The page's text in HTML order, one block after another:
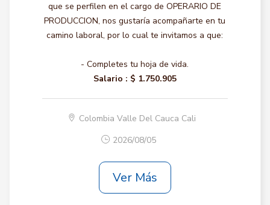
que se perfilen en el cargo de OPERARIO DE
PRODUCCION, nos gustaría acompañarte en tu
camino laboral, por lo cual te invitamos a que:
- Completes tu hoja de vida.
Salario : $ 1.750.905
Colombia Valle Del Cauca Cali
2026/08/05
Ver Más